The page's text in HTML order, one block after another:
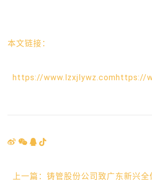
本文链接：
https://www.lzxjlywz.comhttps://
上一篇：铸管股份公司致广东新兴全